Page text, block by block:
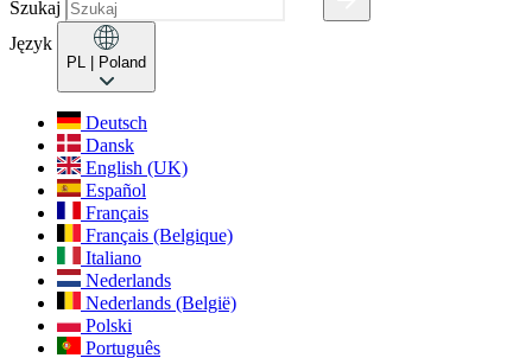
Szukaj
Język
PL | Poland
Deutsch
Dansk
English (UK)
Español
Français
Français (Belgique)
Italiano
Nederlands
Nederlands (België)
Polski
Português